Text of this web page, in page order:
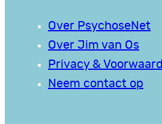
Over PsychoseNet
Over Jim van Os
Privacy &
Neem contact op